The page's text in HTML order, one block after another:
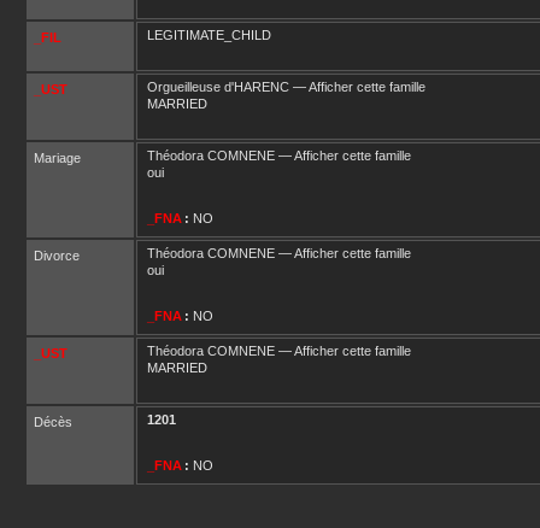
_FIL LEGITIMATE_CHILD
_UST Orgueilleuse d'HARENC —Afficher cette famille
MARRIED
Mariage Théodora COMNENE —Afficher cette famille
oui
_FNA : NO
Divorce Théodora COMNENE —Afficher cette famille
oui
_FNA : NO
_UST Théodora COMNENE —Afficher cette famille
MARRIED
Décès 1201
_FNA : NO